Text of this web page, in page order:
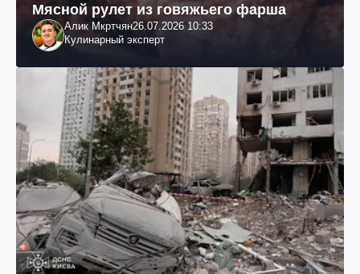
Мясной рулет из говяжьего фарша
Алик Мкртчян26.07.2026 10:33
Кулинарный эксперт